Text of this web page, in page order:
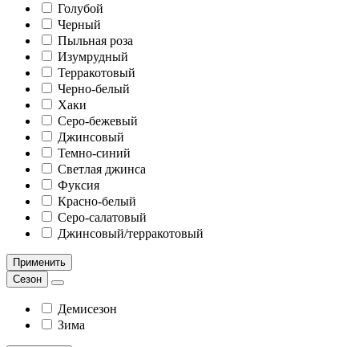
Голубой
Черный
Пыльная роза
Изумрудный
Терракотовый
Черно-белый
Хаки
Серо-бежевый
Джинсовый
Темно-синий
Светлая джинса
Фуксия
Красно-белый
Серо-салатовый
Джинсовый/терракотовый
Применить
Сезон
Демисезон
Зима